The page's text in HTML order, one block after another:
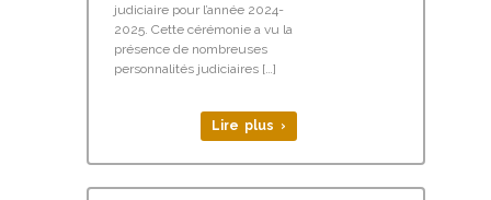
judiciaire pour l’année 2024-
2025. Cette cérémonie a vu la
présence de nombreuses
personnalités judiciaires […]
Lire plus ›